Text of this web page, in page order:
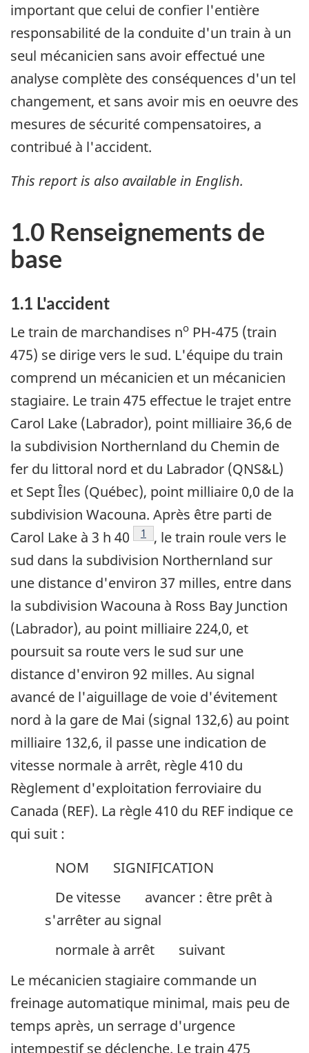
important que celui de confier l'entière
responsabilité de la conduite d'un train à un
seul mécanicien sans avoir effectué une
analyse complète des conséquences d'un tel
changement, et sans avoir mis en oeuvre des
mesures de sécurité compensatoires, a
contribué à l'accident.
This report is also available in English.
1.0 Renseignements de
base
1.1 L'accident
Le train de marchandises no PH-475 (train
475) se dirige vers le sud. L'équipe du train
comprend un mécanicien et un mécanicien
stagiaire. Le train 475 effectue le trajet entre
Carol Lake (Labrador), point milliaire 36,6 de
la subdivision Northernland du Chemin de
fer du littoral nord et du Labrador (QNS&L)
et Sept Îles (Québec), point milliaire 0,0 de la
subdivision Wacouna. Après être parti de
Carol Lake à 3 h 40
Note de bas de page
1
, le train roule vers le
sud dans la subdivision Northernland sur
une distance d'environ 37 milles, entre dans
la subdivision Wacouna à Ross Bay Junction
(Labrador), au point milliaire 224,0, et
poursuit sa route vers le sud sur une
distance d'environ 92 milles. Au signal
avancé de l'aiguillage de voie d'évitement
nord à la gare de Mai (signal 132,6) au point
milliaire 132,6, il passe une indication de
vitesse normale à arrêt, règle 410 du
Règlement d'exploitation ferroviaire du
Canada (REF). La règle 410 du REF indique ce
qui suit :
NOM
SIGNIFICATION
De vitesse
avancer : être prêt à
s'arrêter au signal
normale à arrêt
suivant
Le mécanicien stagiaire commande un
freinage automatique minimal, mais peu de
temps après, un serrage d'urgence
intempestif se déclenche. Le train 475